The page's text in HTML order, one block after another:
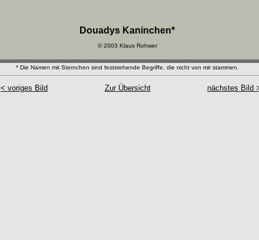
Douadys Kaninchen*
© 2003 Klaus Rohwer
* Die Namen mit Sternchen sind feststehende Begriffe, die nicht von mir stammen.
< voriges Bild Zur Übersicht nächstes Bild